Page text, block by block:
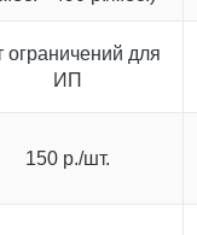
ограничений для
ИП
150 р./шт.